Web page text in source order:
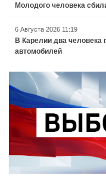
Молодого человека
6 Августа 2026 11:19
В Карелии два человека
автомобилей